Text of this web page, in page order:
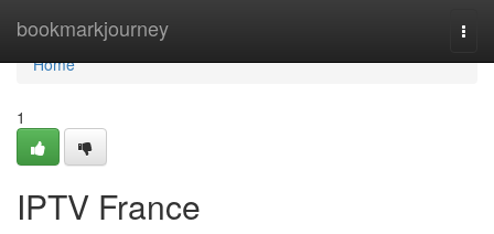
bookmarkjourney
Home
Home
1
IPTV France